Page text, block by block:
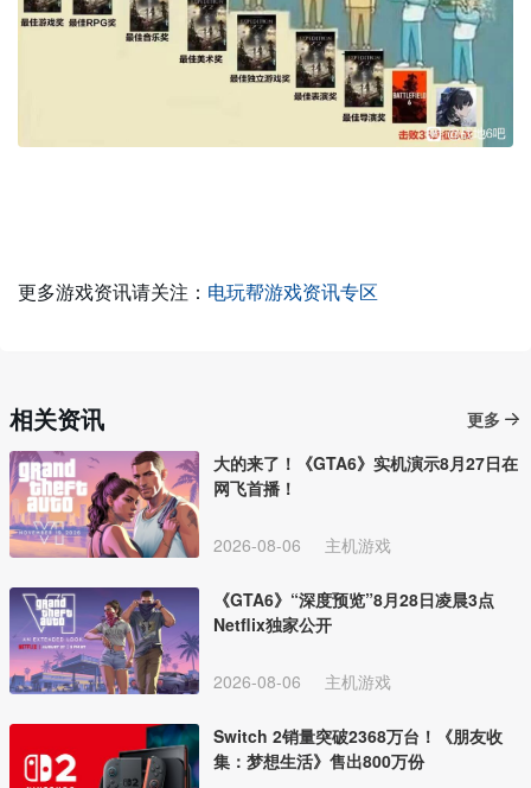
更多游戏资讯请关注： 电玩帮游戏资讯专区
相关资讯
更多
大的来了！《GTA6》实机演示8月27日在
网飞首播！
2026-08-06 主机游戏
《GTA6》“深度预览”8月28日凌晨3点
Netflix独家公开
2026-08-06 主机游戏
Switch 2销量突破2368万台！《朋友收
集：梦想生活》售出800万份